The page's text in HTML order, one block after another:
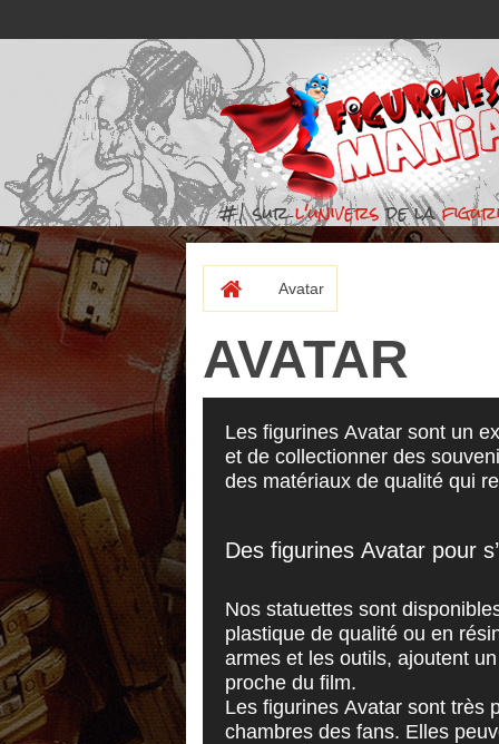
#1 surl'universde la
Avatar
AVATAR
Les figurines Avatar sont un
et de collectionner des
des matériaux de qualité qui
Des figurines Avatar pour
Nos statuettes sont
plastique de qualité ou en
armes et les outils, ajoutent
proche du film.
Les figurines Avatar sont très
chambres des fans. Elles